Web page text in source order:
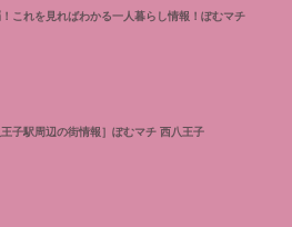
これを見ればわかる一人暮らし情報！ぽむマチ
子駅周辺の街情報］ぽむマチ 西八王子